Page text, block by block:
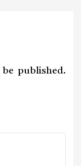
published.